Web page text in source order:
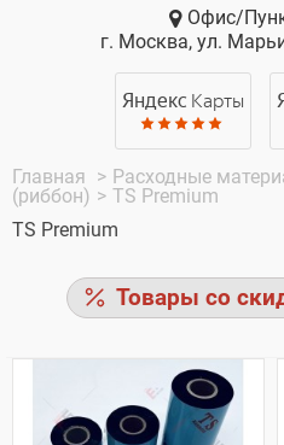
Офис/
г. Москва, ул.
Яндекс Карты
Главная > Расходные
(риббон) > TS Premium
TS Premium
Товары со